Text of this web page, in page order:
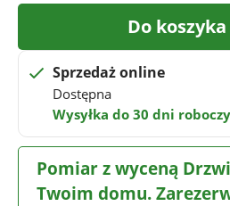
Do koszyka
Sprzedaż online
Dostępna
Wysyłka do 30 dni
Pomiar z wyceną
Twoim domu.